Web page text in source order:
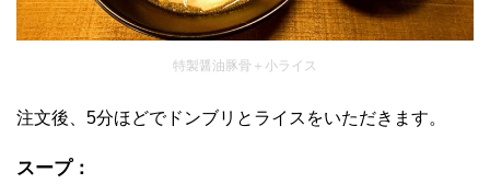
特製醤油豚骨＋小ライス
注文後、5分ほどでドンブリとライスをいただきます。
スープ：